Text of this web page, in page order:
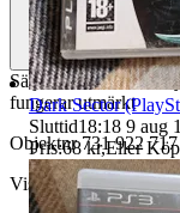
Säljer FIFA 13 till
fungerar utmärkt
Objektnr 731 922 717
Visningar 120
Dark Sector
Sluttid18:18 9 aug
Pris:68 kr,Eller